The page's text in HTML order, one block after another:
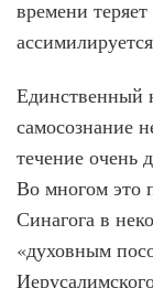
времени
Единственный
самосознание
течение очень
Во многом это
Синагога в
«духовным